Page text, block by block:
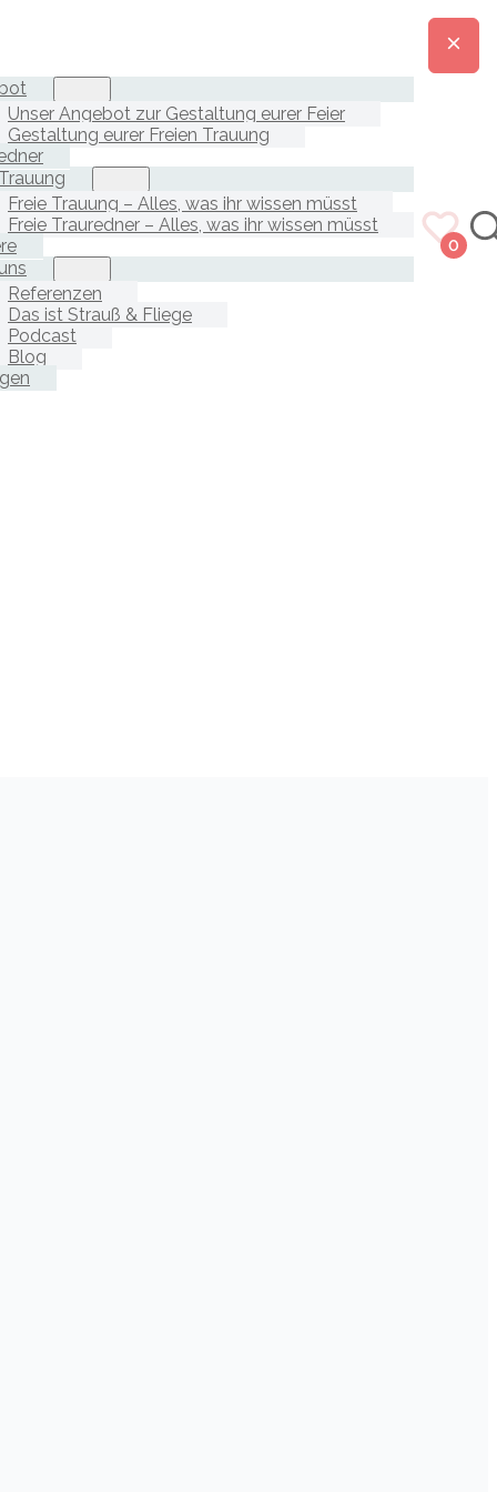
Unser Angebot zur Gestaltung eurer Feier
Gestaltung eurer Freien Trauung
Freie Trauung – Alles, was ihr wissen müsst
Freie Trauredner – Alles, was ihr wissen müsst
Referenzen
Das ist Strauß & Fliege
Podcast
Blog
0